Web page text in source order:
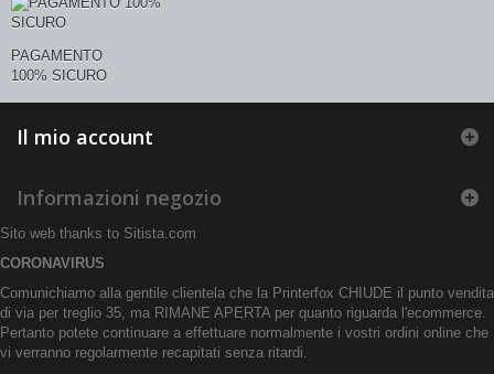
PAGAMENTO
100% SICURO
Il mio account
Informazioni negozio
Sito web thanks to Sitista.com
CORONAVIRUS
Comunichiamo alla gentile clientela che la Printerfox CHIUDE il punto vendita
di via per treglio 35, ma RIMANE APERTA per quanto riguarda l'ecommerce.
Pertanto potete continuare a effettuare normalmente i vostri ordini online che
vi verranno regolarmente recapitati senza ritardi.